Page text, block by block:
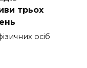
трьох
осіб